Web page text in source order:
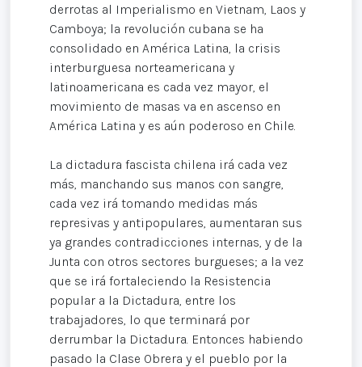
derrotas al Imperialismo en Vietnam, Laos y
Camboya; la revolución cubana se ha
consolidado en América Latina, la crisis
interburguesa norteamericana y
latinoamericana es cada vez mayor, el
movimiento de masas va en ascenso en
América Latina y es aún poderoso en Chile.
La dictadura fascista chilena irá cada vez
más, manchando sus manos con sangre,
cada vez irá tomando medidas más
represivas y antipopulares, aumentaran sus
ya grandes contradicciones internas, y de la
Junta con otros sectores burgueses; a la vez
que se irá fortaleciendo la Resistencia
popular a la Dictadura, entre los
trabajadores, lo que terminará por
derrumbar la Dictadura. Entonces habiendo
pasado la Clase Obrera y el pueblo por la